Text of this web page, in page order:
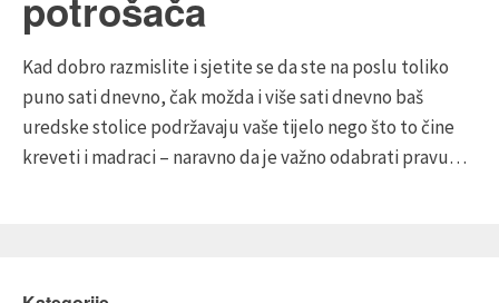
potrošača
Kad dobro razmislite i sjetite se da ste na poslu toliko
puno sati dnevno, čak možda i više sati dnevno baš
uredske stolice podržavaju vaše tijelo nego što to čine
kreveti i madraci – naravno da je važno odabrati pravu…